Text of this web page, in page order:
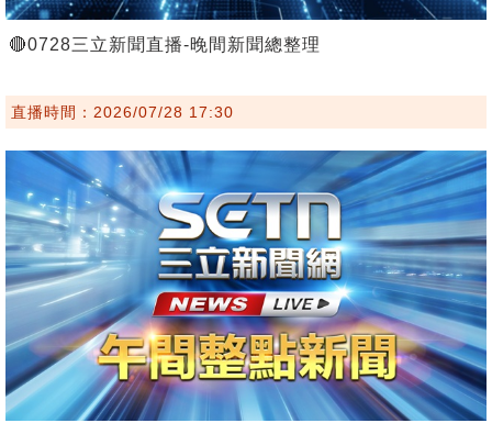
🔴0728三立新聞直播-晚間新聞總整理
直播時間：2026/07/28 17:30